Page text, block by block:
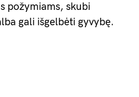
požymiams, skubi
gali išgelbėti gyvybę.